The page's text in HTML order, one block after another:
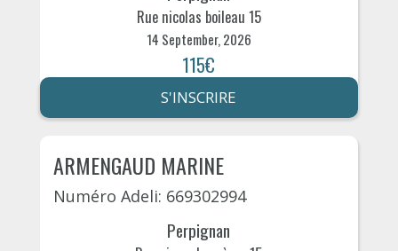
Rue nicolas boileau 15
14 September, 2026
115€
S'INSCRIRE
ARMENGAUD MARINE
Numéro Adeli: 669302994
Perpignan